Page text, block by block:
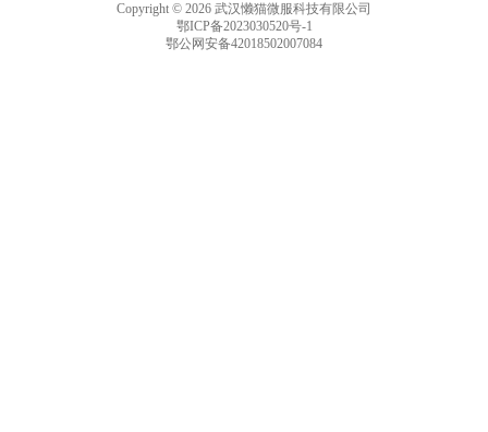
Copyright © 2026 武汉懒猫微服科技有限公司
鄂ICP备2023030520号-1
鄂公网安备42018502007084